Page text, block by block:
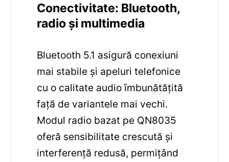
Conectivitate: Bluetooth,
radio și multimedia
Bluetooth 5.1 asigură conexiuni
mai stabile și apeluri telefonice
cu o calitate audio îmbunătățită
față de variantele mai vechi.
Modul radio bazat pe QN8035
oferă sensibilitate crescută și
interferență redusă, permițând